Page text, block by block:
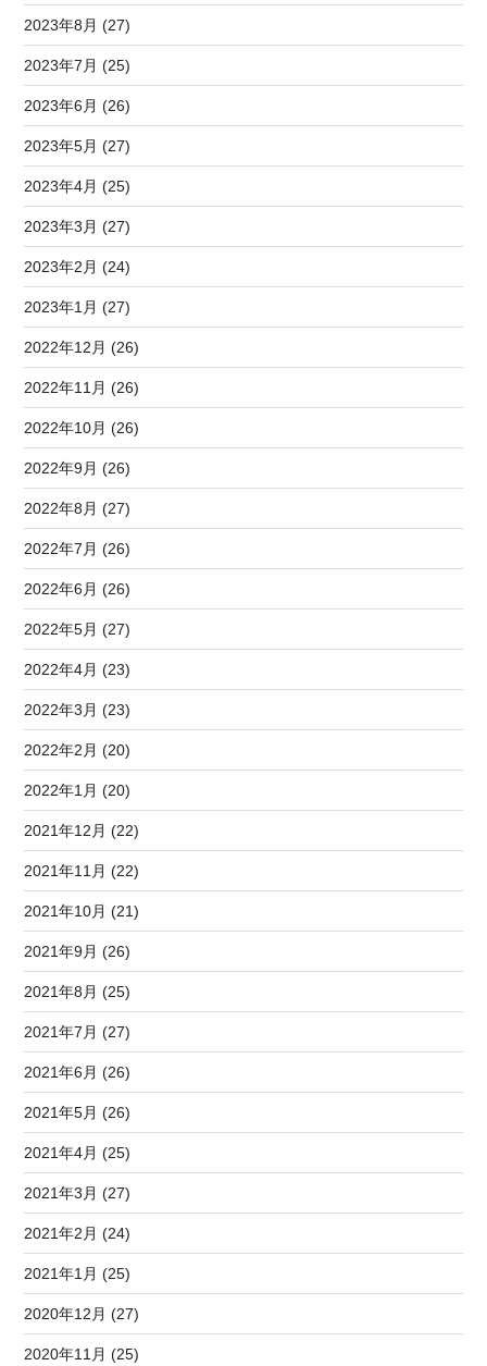
2023年8月 (27)
2023年7月 (25)
2023年6月 (26)
2023年5月 (27)
2023年4月 (25)
2023年3月 (27)
2023年2月 (24)
2023年1月 (27)
2022年12月 (26)
2022年11月 (26)
2022年10月 (26)
2022年9月 (26)
2022年8月 (27)
2022年7月 (26)
2022年6月 (26)
2022年5月 (27)
2022年4月 (23)
2022年3月 (23)
2022年2月 (20)
2022年1月 (20)
2021年12月 (22)
2021年11月 (22)
2021年10月 (21)
2021年9月 (26)
2021年8月 (25)
2021年7月 (27)
2021年6月 (26)
2021年5月 (26)
2021年4月 (25)
2021年3月 (27)
2021年2月 (24)
2021年1月 (25)
2020年12月 (27)
2020年11月 (25)